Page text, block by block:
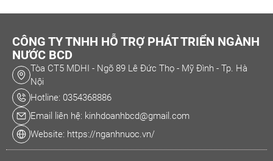
CÔNG TY TNHH HỖ TRỢ PHÁT TRIỂN NGÀNH
NƯỚC BCD
Tòa CT5 MDHI - Ngõ 89 Lê Đức Thọ - Mỹ Đình - Tp. Hà
Nội
Hotline: 0354368886
Email liên hệ: kinhdoanhbcd@gmail.com
Website: https://nganhnuoc.vn/